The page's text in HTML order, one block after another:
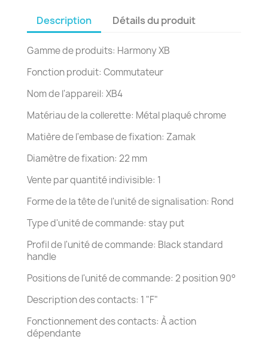
Description Détails du produit
Gamme de produits: Harmony XB
Fonction produit: Commutateur
Nom de l'appareil: XB4
Matériau de la collerette: Métal plaqué chrome
Matière de l'embase de fixation: Zamak
Diamètre de fixation: 22 mm
Vente par quantité indivisible: 1
Forme de la tête de l'unité de signalisation: Rond
Type d'unité de commande: stay put
Profil de l'unité de commande: Black standard
handle
Positions de l'unité de commande: 2 position 90°
Description des contacts: 1 "F"
Fonctionnement des contacts: À action
dépendante